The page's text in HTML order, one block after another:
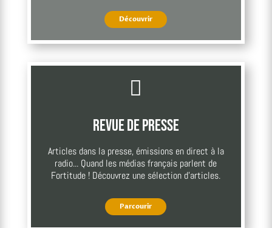
Découvrir

Revue de presse
Articles dans la presse, émissions en direct à la
radio... Quand les médias français parlent de
Fortitude ! Découvrez une sélection d'articles.
Parcourir